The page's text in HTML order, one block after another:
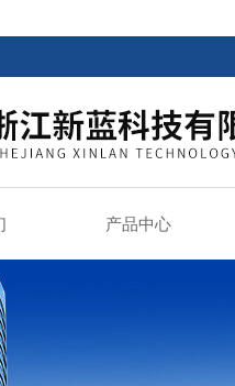
产品中心